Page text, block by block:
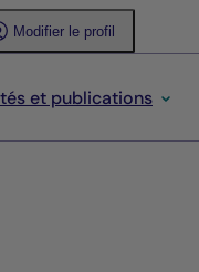
Modifier le profil
et publications